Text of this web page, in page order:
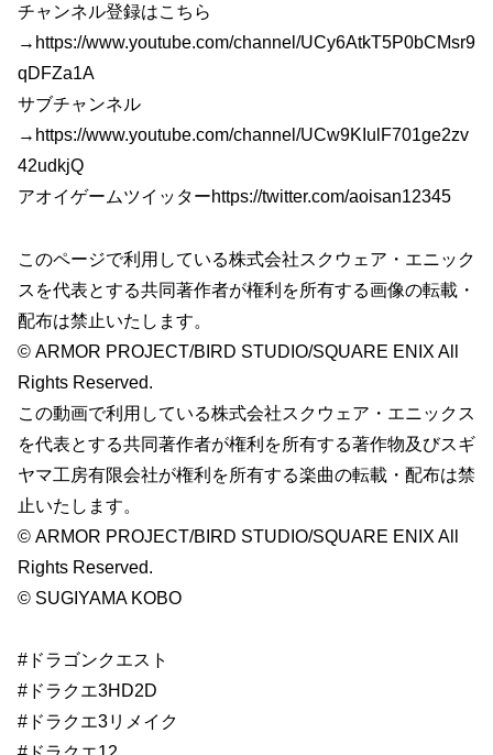
チャンネル登録はこちら
→https://www.youtube.com/channel/UCy6AtkT5P0bCMsr9
qDFZa1A
サブチャンネル
→https://www.youtube.com/channel/UCw9KIulF701ge2zv
42udkjQ
アオイゲームツイッターhttps://twitter.com/aoisan12345
このページで利用している株式会社スクウェア・エニック
スを代表とする共同著作者が権利を所有する画像の転載・
配布は禁止いたします。
© ARMOR PROJECT/BIRD STUDIO/SQUARE ENIX All
Rights Reserved.
この動画で利用している株式会社スクウェア・エニックス
を代表とする共同著作者が権利を所有する著作物及びスギ
ヤマ工房有限会社が権利を所有する楽曲の転載・配布は禁
止いたします。
© ARMOR PROJECT/BIRD STUDIO/SQUARE ENIX All
Rights Reserved.
© SUGIYAMA KOBO
#ドラゴンクエスト
#ドラクエ3HD2D
#ドラクエ3リメイク